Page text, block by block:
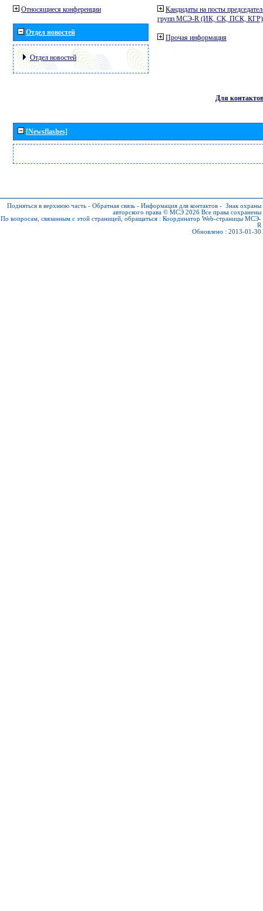
Относящиеся конференции
Отдел новостей
Отдел новостей
Кандидаты на посты
групп МСЭ-R (ИК, СК, ПСК, КГР)
Прочая информация
Для контактов
[Newsflashes]
Подняться в верхнюю часть - Обратная связь - Информация для контактов - Знак охраны
авторского права © МСЭ 2026 Все права сохранены
По вопросам, связанным с этой страницей, обращаться : Координатор Web-страницы МСЭ-
R
Обновлено : 2013-01-30